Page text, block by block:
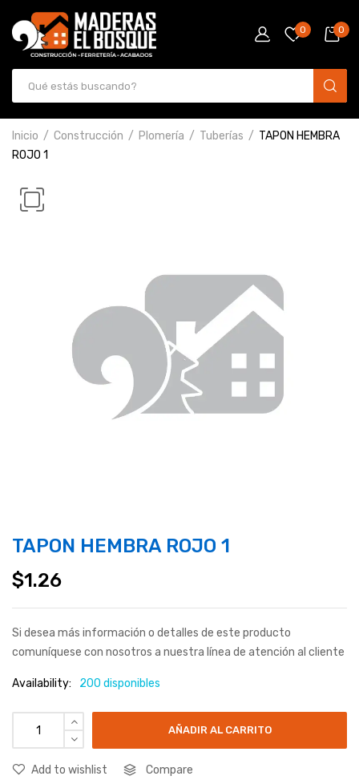
0 0
Inicio Construcción Plomería Tuberías
TAPON HEMBRA
ROJO 1
TAPON HEMBRA ROJO 1
$1.26
Si desea más información o detalles de este producto
comuníquese con nosotros a nuestra línea de atención al cliente
Availability: 200 disponibles
AÑADIR AL CARRITO
Add to wishlist
Compare